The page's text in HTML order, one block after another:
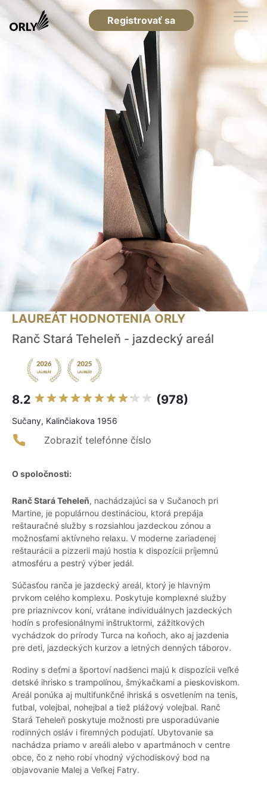
Registrovať sa
LAUREÁT HODNOTENIA ORLY
Ranč Stará Teheleň - jazdecký areál
8.2 (978)
Sučany, Kalinčiakova 1956
Zobraziť telefónne číslo
O spoločnosti:
Ranč Stará Teheleň, nachádzajúci sa v Sučanoch pri
Martine, je populárnou destináciou, ktorá prepája
reštauračné služby s rozsiahlou jazdeckou zónou a
možnosťami aktívneho relaxu. V moderne zariadenej
reštaurácii a pizzerii majú hostia k dispozícii príjemnú
atmosféru a pestrý výber jedál.
Súčasťou ranča je jazdecký areál, ktorý je hlavným
prvkom celého komplexu. Poskytuje komplexné služby
pre priaznivcov koní, vrátane individuálnych jazdeckých
hodín s profesionálnymi inštruktormi, zážitkových
vychádzok do prírody Turca na koňoch, ako aj jazdenia
pre deti, jazdeckých kurzov a letných denných táborov.
Rodiny s deťmi a športoví nadšenci majú k dispozícii veľké
detské ihrisko s trampolínou, šmýkačkami a pieskoviskom.
Areál ponúka aj multifunkčné ihriská s osvetlením na tenis,
futbal, volejbal, nohejbal a tiež plážový volejbal. Ranč
Stará Teheleň poskytuje možnosti pre usporadúvanie
rodinných osláv i firemných podujatí. Ubytovanie sa
nachádza priamo v areáli alebo v apartmánoch v centre
obce, čo z neho robí vhodný východiskový bod na
objavovanie Malej a Veľkej Fatry.